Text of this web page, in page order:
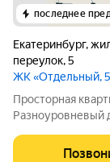
последнее
Екатеринбург,
переулок,5
ЖК «Отдельный,
Просторная
Разноуровневый
отсутствие студий Лобби с рецепцией безопасность и